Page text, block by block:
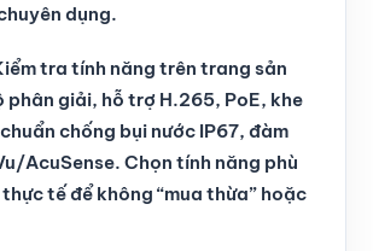
dụng.
tra tính năng trên trang sản
phân giải, hỗ trợ H.265, PoE, khe
chống bụi nước IP67, đàm
AcuSense. Chọn tính năng phù
tế để không “mua thừa” hoặc